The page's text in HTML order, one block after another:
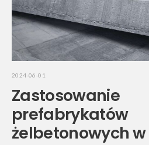
2024-06-01
Zastosowanie
prefabrykatów
żelbetonowych w